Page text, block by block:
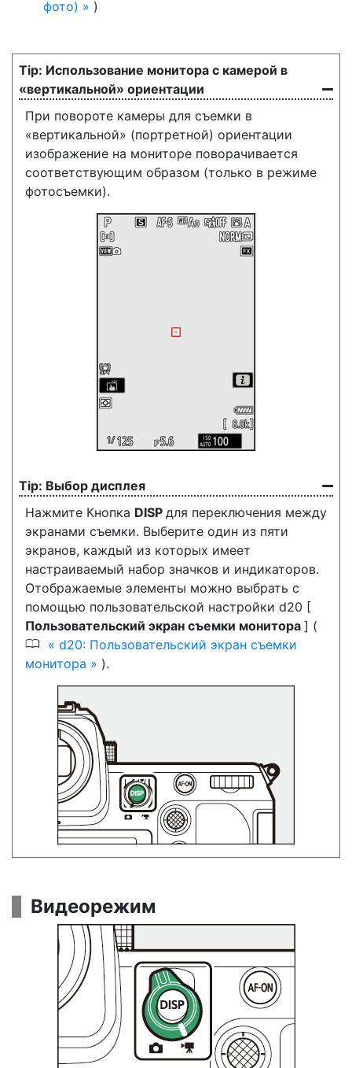
фото)
)
Использование монитора с камерой в
«вертикальной» ориентации
При повороте камеры для съемки в
«вертикальной» (портретной) ориентации
изображение на мониторе поворачивается
соответствующим образом (только в режиме
фотосъемки).
Выбор дисплея
Нажмите Кнопка DISP для переключения между
экранами съемки. Выберите один из пяти
экранов, каждый из которых имеет
настраиваемый набор значков и индикаторов.
Отображаемые элементы можно выбрать с
помощью пользовательской настройки d20 [
Пользовательский экран съемки монитора ] (
0
d20: Пользовательский экран съемки
монитора
).
Видеорежим